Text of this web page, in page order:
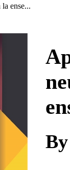
ense...